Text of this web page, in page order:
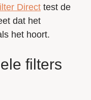
Direct test de
dat het
het hoort.
filters